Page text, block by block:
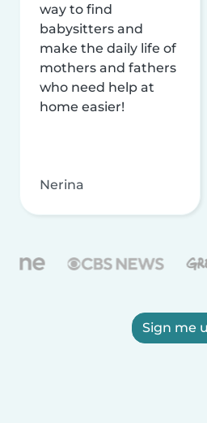
way to find
babysitters and
make the daily life of
mothers and fathers
who need help at
home easier!
Nerina
Sign me